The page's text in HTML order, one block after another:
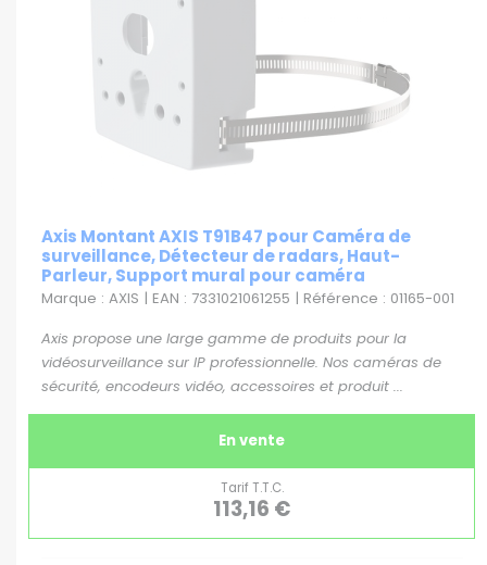
Axis Montant AXIS T91B47 pour Caméra de
surveillance, Détecteur de radars, Haut-
Parleur, Support mural pour caméra
Marque : AXIS | EAN : 7331021061255 | Référence : 01165-001
Axis propose une large gamme de produits pour la
vidéosurveillance sur IP professionnelle. Nos caméras de
sécurité, encodeurs vidéo, accessoires et produit ...
En vente
Tarif T.T.C.
113,16 €